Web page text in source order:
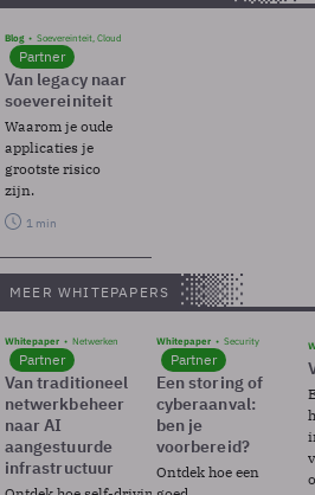
Blog Soevereinteit, Cloud
Partner
Van legacy naar
soevereiniteit
Waarom je oude
applicaties je
grootste risico
zijn.
1 min
MEER WHITEPAPERS
Whitepaper Netwerken
Partner
Van traditioneel
netwerkbeheer
naar AI
aangestuurde
infrastructuur
Whitepaper Security
Partner
Een storing of
cyberaanval:
ben je
voorbereid?
Ontdek hoe een